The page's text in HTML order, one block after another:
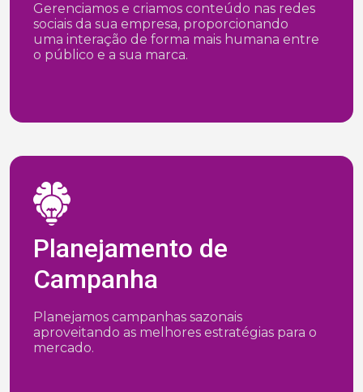
Gerenciamos e criamos conteúdo nas redes
sociais da sua empresa, proporcionando
uma interação de forma mais humana entre
o público e a sua marca.
Planejamento de
Campanha
Planejamos campanhas sazonais
aproveitando as melhores estratégias para o
mercado.